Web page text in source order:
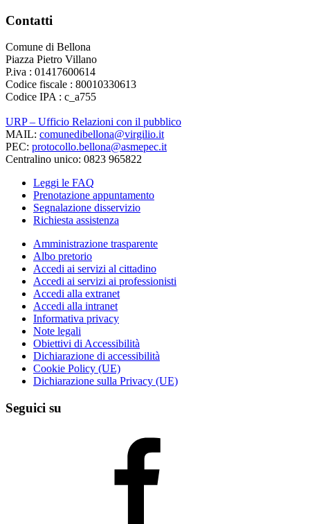
Contatti
Comune di Bellona
Piazza Pietro Villano
P.iva : 01417600614
Codice fiscale : 80010330613
Codice IPA : c_a755
URP – Ufficio Relazioni con il pubblico
MAIL: comunedibellona@virgilio.it
PEC: protocollo.bellona@asmepec.it
Centralino unico: 0823 965822
Leggi le FAQ
Prenotazione appuntamento
Segnalazione disservizio
Richiesta assistenza
Amministrazione trasparente
Albo pretorio
Accedi ai servizi al cittadino
Accedi ai servizi ai professionisti
Accedi alla extranet
Accedi alla intranet
Informativa privacy
Note legali
Obiettivi di Accessibilità
Dichiarazione di accessibilità
Cookie Policy (UE)
Dichiarazione sulla Privacy (UE)
Seguici su